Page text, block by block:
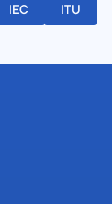
IEC ITU